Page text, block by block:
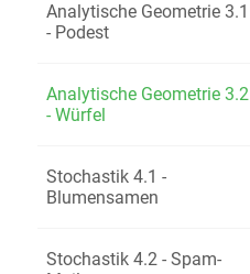
Analytische Geometrie 3.1
- Podest
Analytische Geometrie 3.2
- Würfel
Stochastik 4.1 -
Blumensamen
Stochastik 4.2 - Spam-